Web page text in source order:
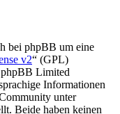
bei phpBB um eine
v2“ (GPL)
phpBB Limited
Informationen
unter
Beide haben keinen